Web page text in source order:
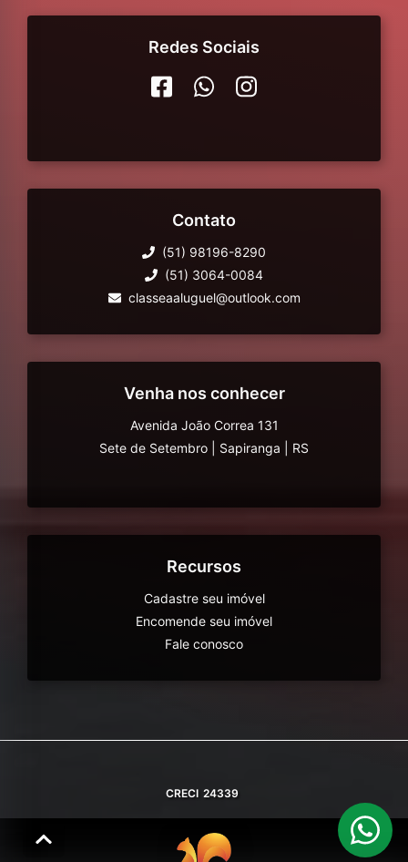
Redes Sociais
Contato
(51) 98196-8290
(51) 3064-0084
classeaaluguel@outlook.com
Venha nos conhecer
Avenida João Correa 131
Sete de Setembro
Sapiranga RS
Recursos
Cadastre seu imóvel
Encomende seu imóvel
Fale conosco
CRECI 24339